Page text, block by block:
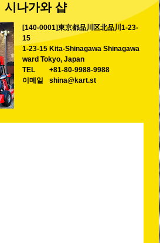
시나가와 샵
[140-0001]東京都品川区北品川1-23-
15
1-23-15 Kita-Shinagawa Shinagawa
ward Tokyo, Japan
TEL
+81-80-9988-9988
이메일
shina@kart.st